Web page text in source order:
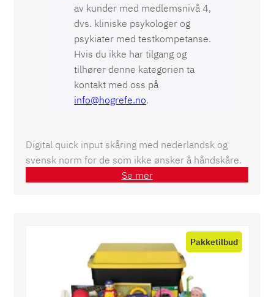
av kunder med medlemsnivå 4,
dvs. kliniske psykologer og
psykiater medtestkompetanse.
Hvis du ikke har tilgang og
tilhører denne kategorien ta
kontakt med oss på
info@hogrefe.no.
Digital quick input skåring med nederlandsk og
svensk norm for de som ikke ønsker å håndskåre.
Se mer
Product
on